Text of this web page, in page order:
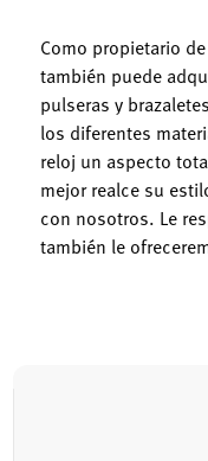
Como propietario
también puede
pulseras y
los diferentes
reloj un aspecto
mejor realce su
con nosotros. Le
también le